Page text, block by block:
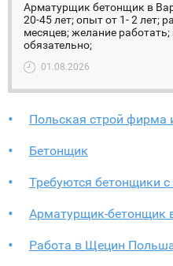
Арматурщик бетонщик в
20-45 лет; опыт от 1- 2 лет;
месяцев; желание работать;
обязательно;
01.08.2026
Польская строй фирма
Бетонщик
Требуются бетонщики
Арматурщик-
Работа в Щецин